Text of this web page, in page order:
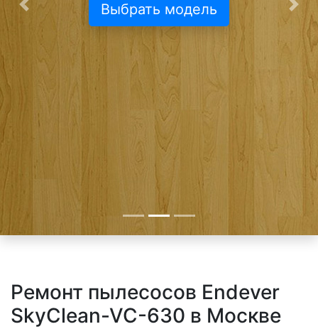
Выбрать модель
Предыдущая
Ремонт пылесосов Endever
SkyClean-VC-630 в Москве